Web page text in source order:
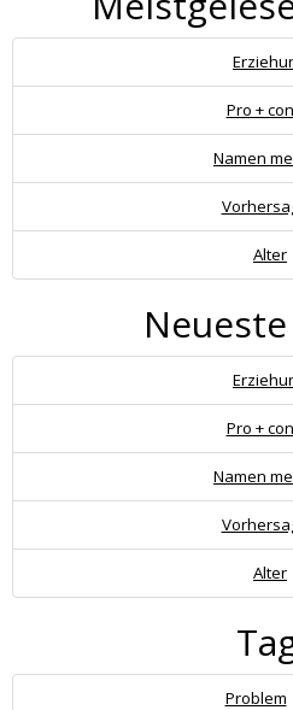
Pro +
Namen
Alter
Pro +
Namen
Alter
Problem